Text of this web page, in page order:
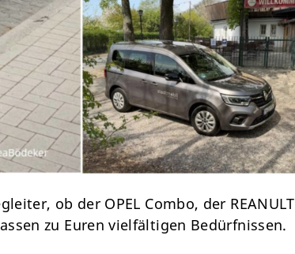
ob der OPEL Combo, der REANULT
zu Euren vielfältigen Bedürfnissen.